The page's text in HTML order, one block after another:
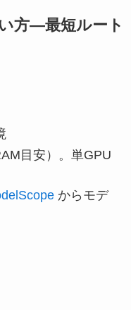
方—最短ルート
目安）。単GPU
からモデ